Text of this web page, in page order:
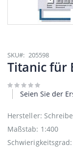
Anfang
der
Bildgalerie
SKU 205598
Titanic für
Seien Sie der
Hersteller:
Maßstab: 1:400